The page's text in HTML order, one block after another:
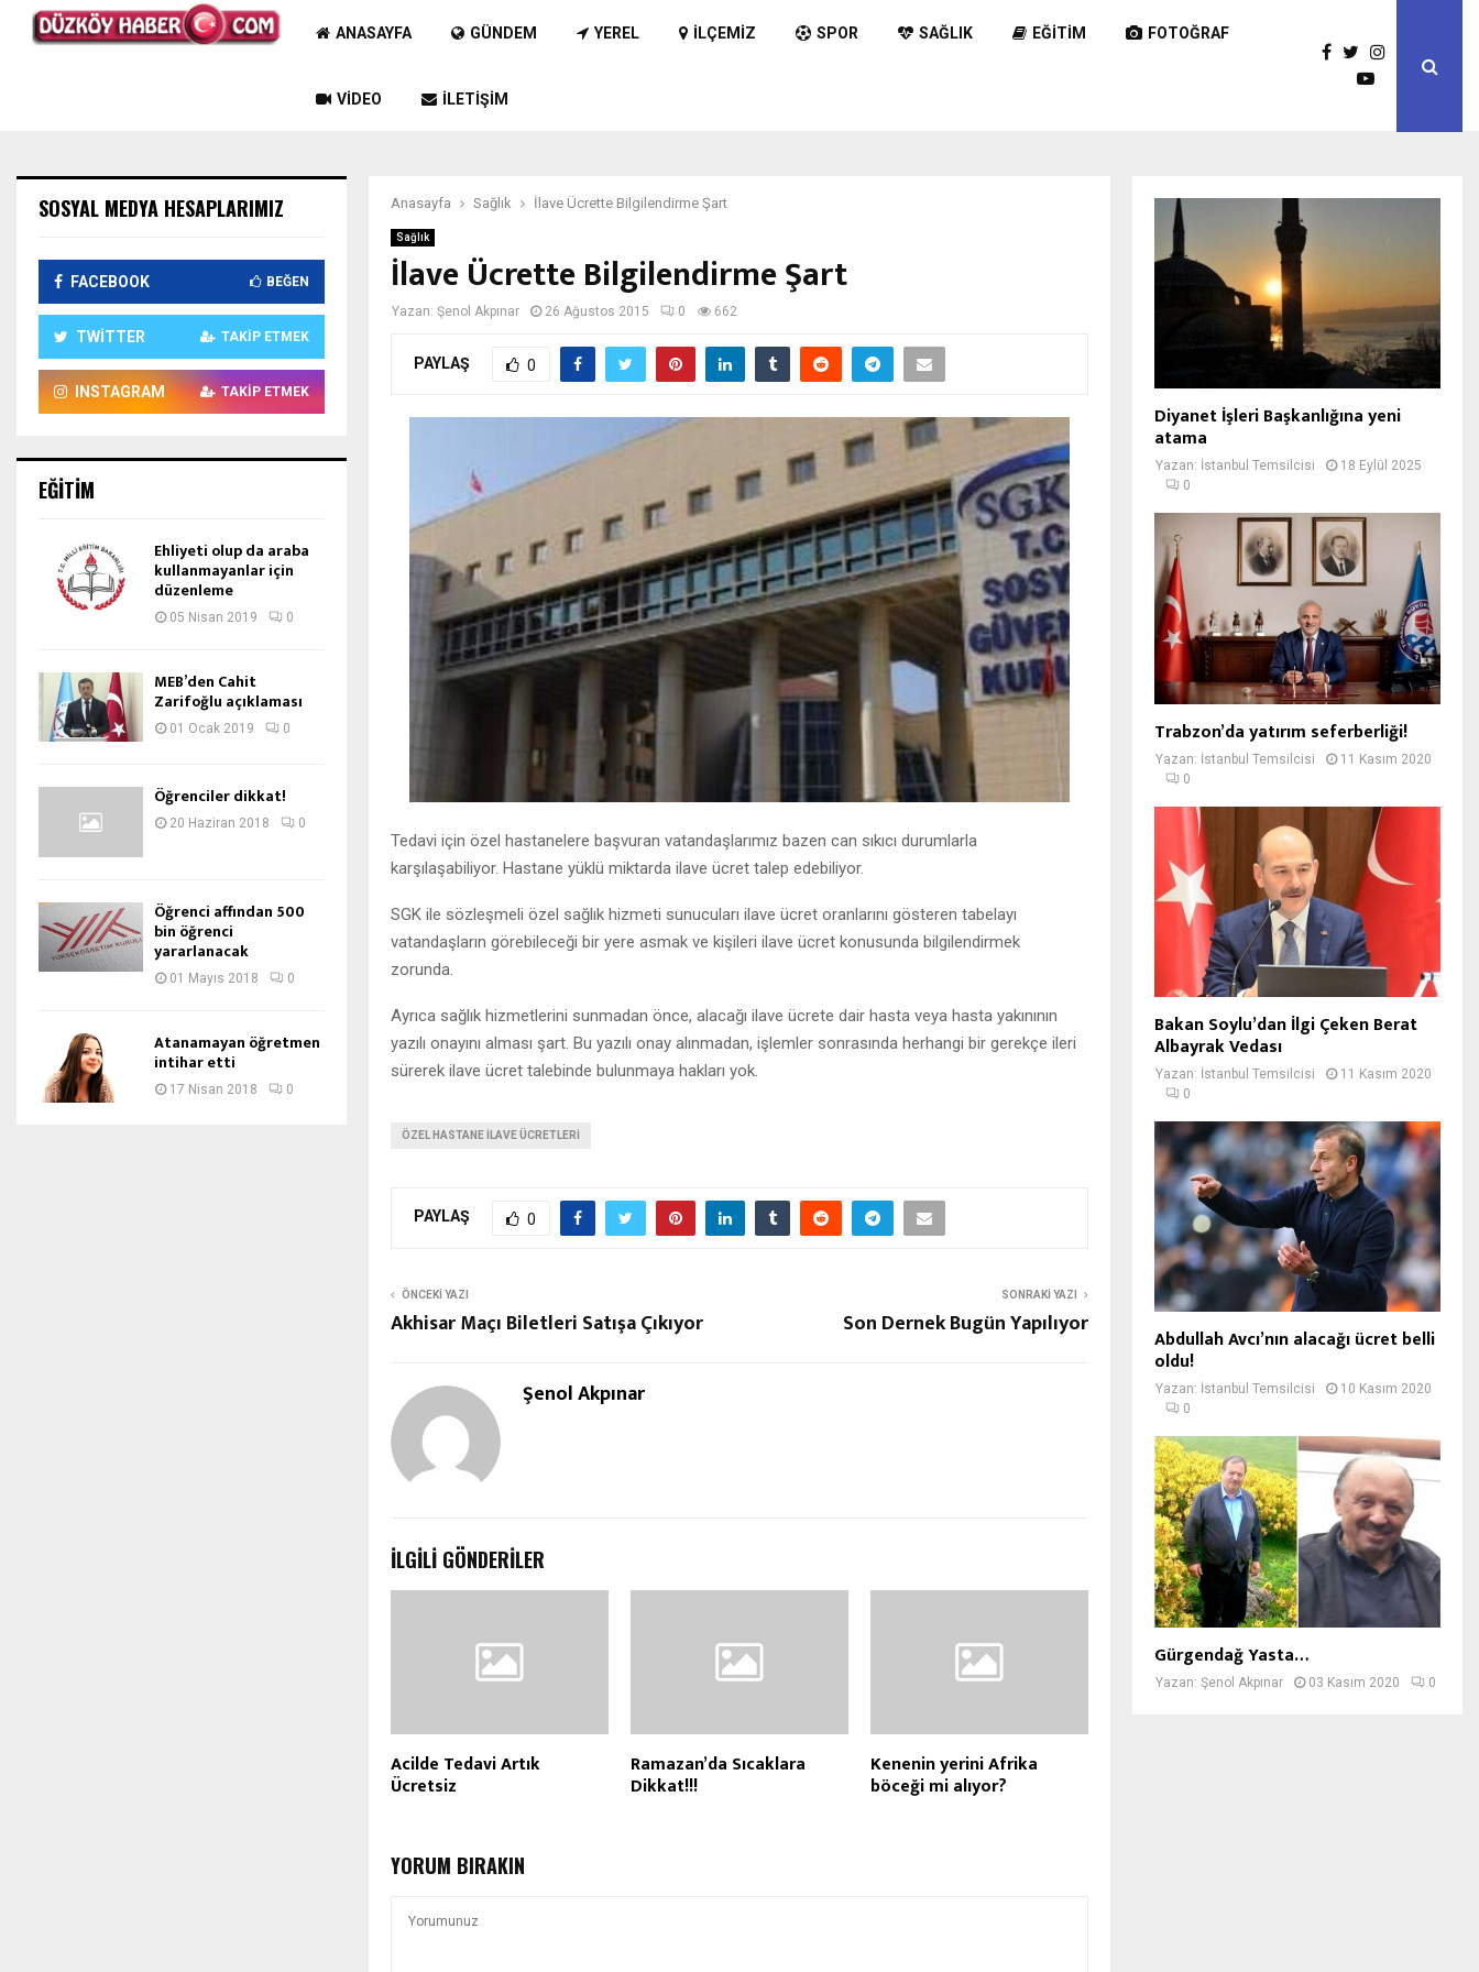
ANASAYFA GÜNDEM YEREL İLÇEMIZ SPOR SAĞLIK EĞITIM FOTOĞRAF
VIDEO İLETIŞIM
Anasayfa Sağlık İlave Ücrette Bilgilendirme Şart
Sağlık
İlave Ücrette Bilgilendirme Şart
Yazan: Şenol Akpınar 26 Ağustos 2015 0 662
PAYLAŞ 0
Tedavi için özel hastanelere başvuran vatandaşlarımız bazen can sıkıcı durumlarla
karşılaşabiliyor. Hastane yüklü miktarda ilave ücret talep edebiliyor.
SGK ile sözleşmeli özel sağlık hizmeti sunucuları ilave ücret oranlarını gösteren tabelayı
vatandaşların görebileceği bir yere asmak ve kişileri ilave ücret konusunda bilgilendirmek
zorunda.
Ayrıca sağlık hizmetlerini sunmadan önce, alacağı ilave ücrete dair hasta veya hasta yakınının
yazılı onayını alması şart. Bu yazılı onay alınmadan, işlemler sonrasında herhangi bir gerekçe ileri
sürerek ilave ücret talebinde bulunmaya hakları yok.
ÖZEL HASTANE ILAVE ÜCRETLERI
PAYLAŞ 0
ÖNCEKI YAZI
Akhisar Maçı Biletleri Satışa Çıkıyor
SONRAKI YAZI
Son Dernek Bugün Yapılıyor
Şenol Akpınar
İLGILI GÖNDERILER
Acilde Tedavi Artık
Ücretsiz
Ramazan’da Sıcaklara
Dikkat!!!
Kenenin yerini Afrika
böceği mi alıyor?
YORUM BIRAKIN
SOSYAL MEDYA HESAPLARIMIZ
FACEBOOK BEĞEN
TWITTER TAKIP ETMEK
INSTAGRAM TAKIP ETMEK
EĞITIM
Ehliyeti olup da araba
kullanmayanlar için
düzenleme
05 Nisan 2019 0
MEB’den Cahit
Zarifoğlu açıklaması
01 Ocak 2019 0
Öğrenciler dikkat!
20 Haziran 2018 0
Öğrenci affından 500
bin öğrenci
yararlanacak
01 Mayıs 2018 0
Atanamayan öğretmen
intihar etti
17 Nisan 2018 0
Diyanet İşleri Başkanlığına yeni
atama
Yazan: İstanbul Temsilcisi
18 Eylül 2025
0
Trabzon’da yatırım seferberliği!
Yazan: İstanbul Temsilcisi
11 Kasım 2020
0
Bakan Soylu’dan İlgi Çeken Berat
Albayrak Vedası
Yazan: İstanbul Temsilcisi
11 Kasım 2020
0
Abdullah Avcı’nın alacağı ücret belli
oldu!
Yazan: İstanbul Temsilcisi
10 Kasım 2020
0
Gürgendağ Yasta…
Yazan: Şenol Akpınar 03 Kasım 2020 0